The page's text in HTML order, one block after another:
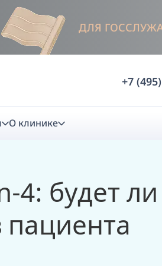
ДЛЯ
+7
О клинике
диагностики
Анализ
будет ли